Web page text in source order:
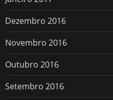
Dezembro 2016
Novembro 2016
Outubro 2016
Setembro 2016